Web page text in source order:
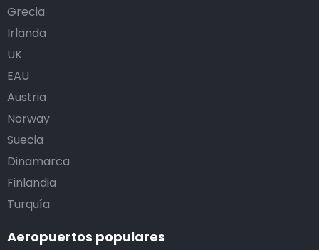
Grecia
Irlanda
UK
EAU
Austria
Norway
Suecia
Dinamarca
Finlandia
Turquía
Aeropuertos populares